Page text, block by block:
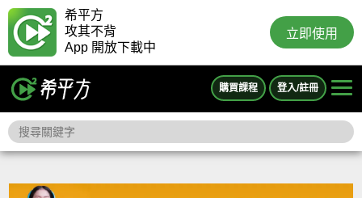
希平方
攻其不背
App 開放下載中
立即使用
購買課程 登入/註冊